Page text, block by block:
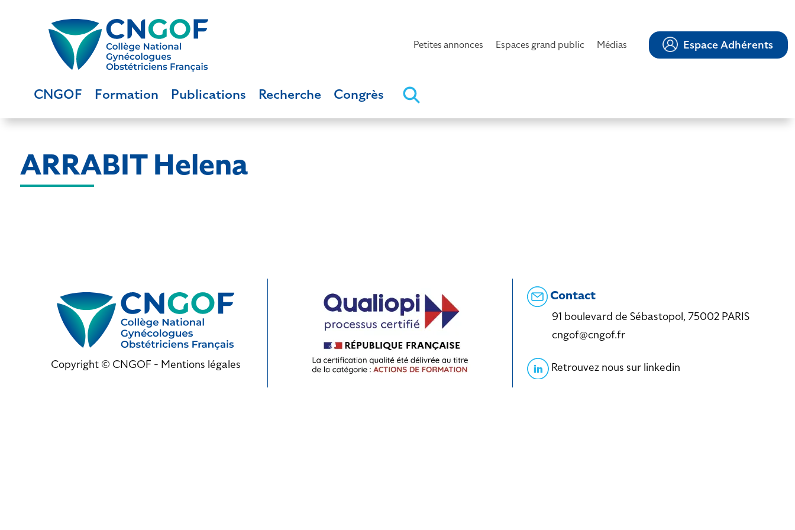
Petites annonces Espaces grand public Médias Espace Adhérents
CNGOF Formation Publications Recherche Congrès
ARRABIT Helena
Copyright © CNGOF - Mentions légales
Contact
91 boulevard de Sébastopol, 75002 PARIS
cngof@cngof.fr
Retrouvez nous sur linkedin